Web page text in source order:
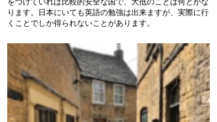
をつけていれば比較的安全な国で、大抵のことは何とかな
ります。日本にいても英語の勉強は出来ますが、実際に行
くことでしか得られないことがあります。